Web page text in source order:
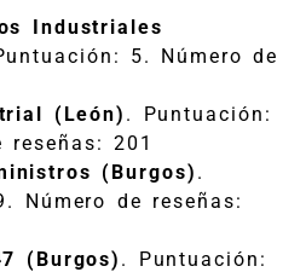
Industriales
5. Número de
(León) . Puntuación:
reseñas: 201​
(Burgos) .
Número de reseñas:
(Burgos) . Puntuación: